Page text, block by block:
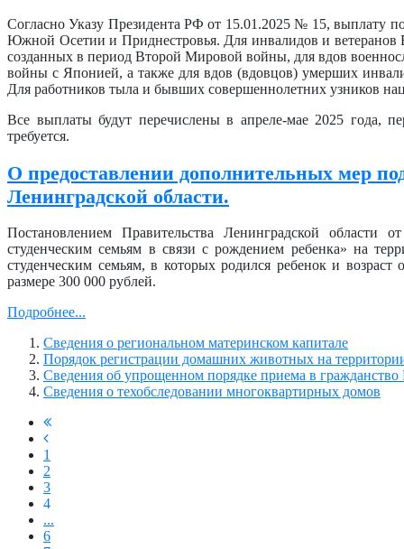
Согласно Указу Президента РФ от 15.01.2025 № 15, выплату
Южной Осетии и Приднестровья. Для инвалидов и ветеранов
созданных в период Второй Мировой войны, для вдов
войны с Японией, а также для вдов (вдовцов) умерших
Для работников тыла и бывших совершеннолетних узников
Все выплаты будут перечислены в апреле-мае 2025 года,
требуется.
О предоставлении дополнительных мер
Ленинградской области.
Постановлением Правительства Ленинградской
студенческим семьям в связи с рождением ребенка» на
студенческим семьям, в которых родился ребенок и
размере 300 000 рублей.
Подробнее...
Сведения о региональном материнском капитале
Порядок регистрации домашних животных на
Сведения об упрощенном порядке приема в
Сведения о техобследовании многоквартирных домов
1
2
3
4
...
6